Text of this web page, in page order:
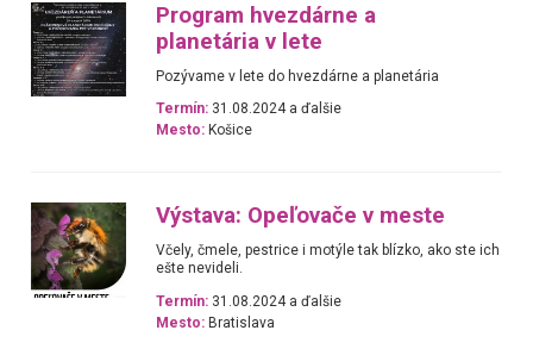
Program hvezdárne a
planetária v lete
Pozývame v lete do hvezdárne a planetária
Termín: 31.08.2024 a ďalšie
Mesto: Košice
Výstava: Opeľovače v meste
Včely, čmele, pestrice i motýle tak blízko, ako ste ich
ešte nevideli.
Termín: 31.08.2024 a ďalšie
Mesto: Bratislava